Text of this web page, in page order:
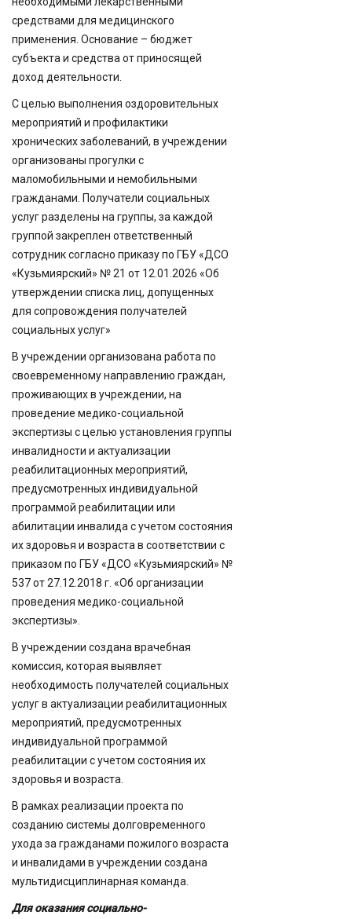
средствами для медицинского
применения. Основание – бюджет
субъекта и средства от приносящей
доход деятельности.
С целью выполнения оздоровительных
мероприятий и профилактики
хронических заболеваний, в учреждении
организованы прогулки с
маломобильными и немобильными
гражданами. Получатели социальных
услуг разделены на группы, за каждой
группой закреплен ответственный
сотрудник согласно приказу по ГБУ «ДСО
«Кузьмиярский» № 21 от 12.01.2026 «Об
утверждении списка лиц, допущенных
для сопровождения получателей
социальных услуг»
В учреждении организована работа по
своевременному направлению граждан,
проживающих в учреждении, на
проведение медико-социальной
экспертизы с целью установления группы
инвалидности и актуализации
реабилитационных мероприятий,
предусмотренных индивидуальной
программой реабилитации или
абилитации инвалида с учетом состояния
их здоровья и возраста в соответствии с
приказом по ГБУ «ДСО «Кузьмиярский» №
537 от 27.12.2018 г. «Об организации
проведения медико-социальной
экспертизы».
В учреждении создана врачебная
комиссия, которая выявляет
необходимость получателей социальных
услуг в актуализации реабилитационных
мероприятий, предусмотренных
индивидуальной программой
реабилитации с учетом состояния их
здоровья и возраста.
В рамках реализации проекта по
созданию системы долговременного
ухода за гражданами пожилого возраста
и инвалидами в учреждении создана
мультидисциплинарная команда.
Для оказания социально-